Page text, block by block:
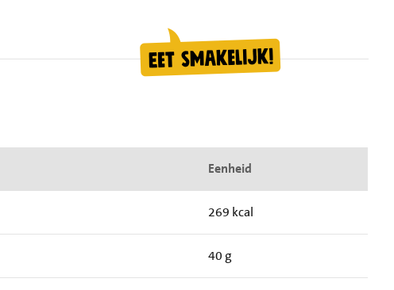
Eenheid
269 kcal
40 g